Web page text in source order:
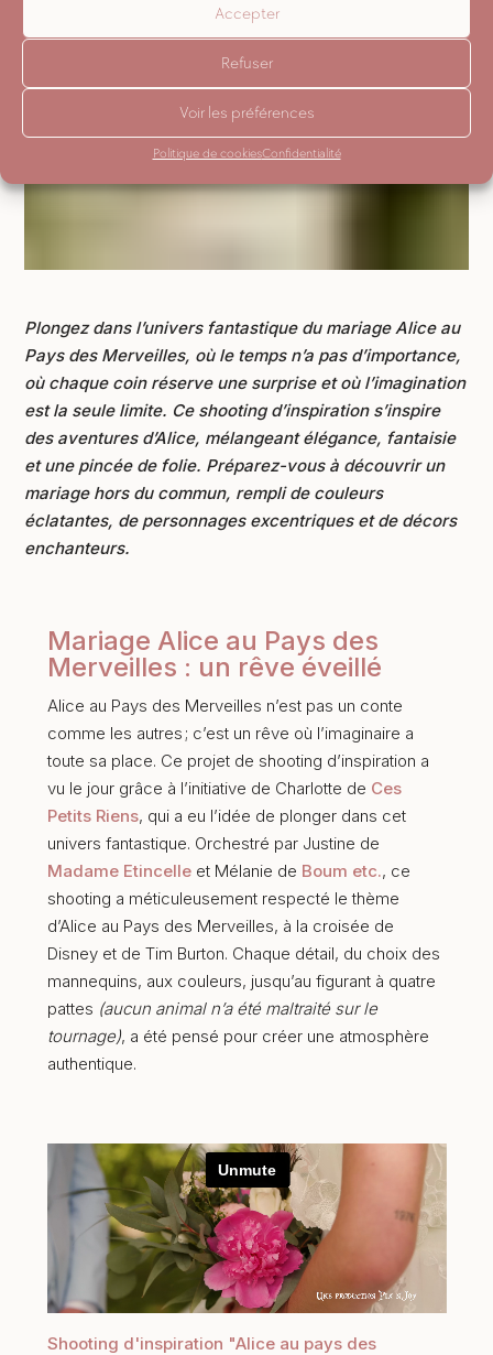
Accepter
Refuser
Voir les préférences
Politique de cookiesConfidentialité
Plongez dans l’univers fantastique du mariage Alice au
Pays des Merveilles, où le temps n’a pas d’importance,
où chaque coin réserve une surprise et où l’imagination
est la seule limite. Ce shooting d’inspiration s’inspire
des aventures d’Alice, mélangeant élégance, fantaisie
et une pincée de folie. Préparez-vous à découvrir un
mariage hors du commun, rempli de couleurs
éclatantes, de personnages excentriques et de décors
enchanteurs.
Mariage Alice au Pays des
Merveilles : un rêve éveillé
Alice au Pays des Merveilles n’est pas un conte
comme les autres ; c’est un rêve où l’imaginaire a
toute sa place. Ce projet de shooting d’inspiration a
vu le jour grâce à l’initiative de Charlotte de Ces
Petits Riens, qui a eu l’idée de plonger dans cet
univers fantastique. Orchestré par Justine de
Madame Etincelleet Mélanie de Boum etc., ce
shooting a méticuleusement respecté le thème
d’Alice au Pays des Merveilles, à la croisée de
Disney et de Tim Burton. Chaque détail, du choix des
mannequins, aux couleurs, jusqu’au figurant à quatre
pattes (aucun animal n’a été maltraité sur le
tournage), a été pensé pour créer une atmosphère
authentique.
Shooting d'inspiration "Alice au pays des